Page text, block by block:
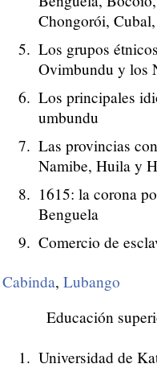
Chongorói,
Los grupos
Ovimbundu y los
Los principales
umbundu
Las provincias
Namibe, Huila y
1615: la corona
Benguela
Comercio de
Cabinda, Lubango
Educación
Universidad de